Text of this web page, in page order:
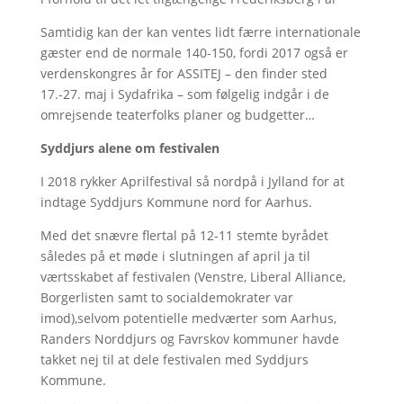
Samtidig kan der kan ventes lidt færre internationale
gæster end de normale 140-150, fordi 2017 også er
verdenskongres år for ASSITEJ – den finder sted
17.-27. maj i Sydafrika – som følgelig indgår i de
omrejsende teaterfolks planer og budgetter…
Syddjurs alene om festivalen
I 2018 rykker Aprilfestival så nordpå i Jylland for at
indtage Syddjurs Kommune nord for Aarhus.
Med det snævre flertal på 12-11 stemte byrådet
således på et møde i slutningen af april ja til
værtsskabet af festivalen (Venstre, Liberal Alliance,
Borgerlisten samt to socialdemokrater var
imod),selvom potentielle medværter som Aarhus,
Randers Norddjurs og Favrskov kommuner havde
takket nej til at dele festivalen med Syddjurs
Kommune.